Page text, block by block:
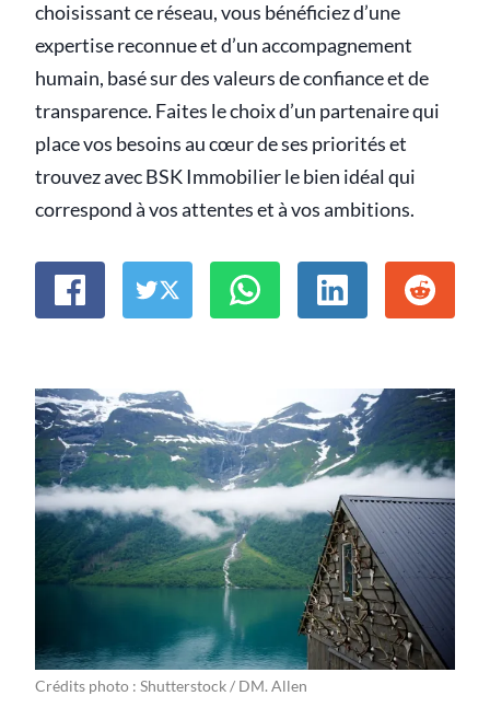
choisissant ce réseau, vous bénéficiez d’une
expertise reconnue et d’un accompagnement
humain, basé sur des valeurs de confiance et de
transparence. Faites le choix d’un partenaire qui
place vos besoins au cœur de ses priorités et
trouvez avec BSK Immobilier le bien idéal qui
correspond à vos attentes et à vos ambitions.
Crédits photo : Shutterstock / DM. Allen